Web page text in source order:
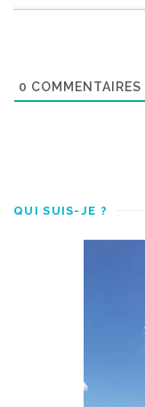
0 COMMENTAIRES
QUI SUIS-JE ?